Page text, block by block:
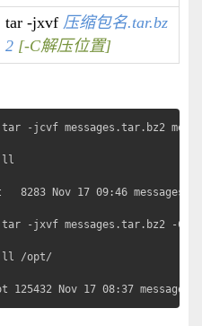
tar -jxvf 压缩包名.tar.bz
2 [-C解压位置]
-jcvf messages.tar.bz2
ll
8283 Nov 17 09:46
-jxvf messages.tar.bz2 -C /
ll /opt/
Nov 17 08:37 messages